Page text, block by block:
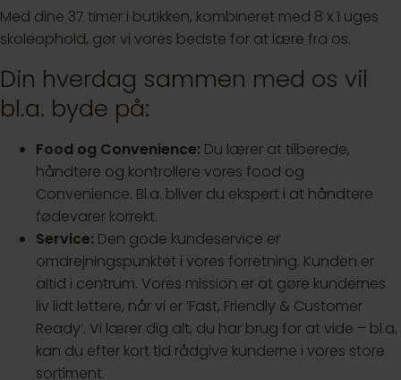
Med dine 37 timer i butikken, kombineret med 8 x 1 uges
skoleophold, gør vi vores bedste for at lære fra os.
Din hverdag sammen med os vil
bl.a. byde på:
Food og Convenience: Du lærer at tilberede,
håndtere og kontrollere vores food og
Convenience. Bl.a. bliver du ekspert i at håndtere
fødevarer korrekt.
Service: Den gode kundeservice er
omdrejningspunktet i vores forretning. Kunden er
altid i centrum. Vores mission er at gøre kundernes
liv lidt lettere, når vi er ‘Fast, Friendly & Customer
Ready’. Vi lærer dig alt, du har brug for at vide – bl.a.
kan du efter kort tid rådgive kunderne i vores store
sortiment.